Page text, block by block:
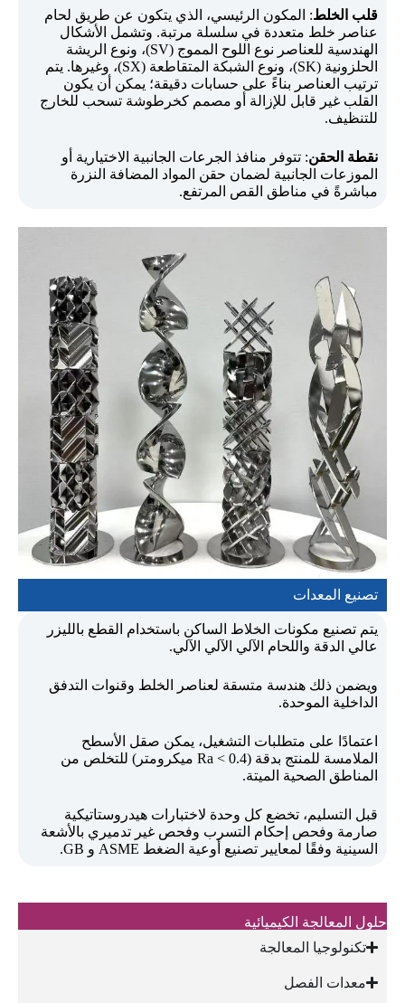
قلب الخلط: المكون الرئيسي، الذي يتكون عن طريق لحام
عناصر خلط متعددة في سلسلة مرتبة. وتشمل الأشكال
الهندسية للعناصر نوع اللوح المموج (SV)، ونوع الريشة
الحلزونية (SK)، ونوع الشبكة المتقاطعة (SX)، وغيرها. يتم
ترتيب العناصر بناءً على حسابات دقيقة؛ يمكن أن يكون
القلب غير قابل للإزالة أو مصمم كخرطوشة تسحب للخارج
للتنظيف.
نقطة الحقن: تتوفر منافذ الجرعات الجانبية الاختيارية أو
الموزعات الجانبية لضمان حقن المواد المضافة النزرة
مباشرةً في مناطق القص المرتفع.
تصنيع المعدات
يتم تصنيع مكونات الخلاط الساكن باستخدام القطع بالليزر
عالي الدقة واللحام الآلي الآلي الآلي.
ويضمن ذلك هندسة متسقة لعناصر الخلط وقنوات التدفق
الداخلية الموحدة.
اعتمادًا على متطلبات التشغيل، يمكن صقل الأسطح
الملامسة للمنتج بدقة (Ra < 0.4 ميكرومتر) للتخلص من
المناطق الصحية الميتة.
قبل التسليم، تخضع كل وحدة لاختبارات هيدروستاتيكية
صارمة وفحص إحكام التسرب وفحص غير تدميري بالأشعة
السينية وفقًا لمعايير تصنيع أوعية الضغط ASME و GB.
حلول المعالجة الكيميائية
تكنولوجيا المعالجة
معدات الفصل